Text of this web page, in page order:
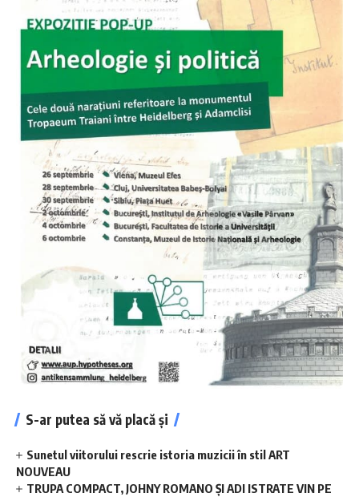
S-ar putea să vă placă și
Sunetul viitorului rescrie istoria muzicii în stil ART
NOUVEAU
TRUPA COMPACT, JOHNY ROMANO ȘI ADI ISTRATE VIN PE